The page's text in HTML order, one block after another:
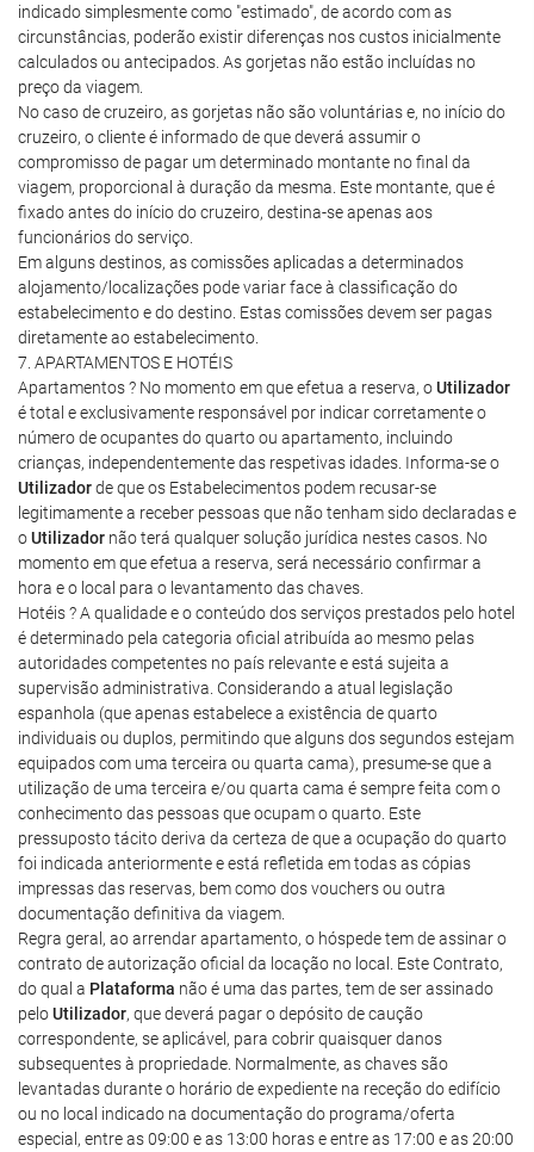
indicado simplesmente como "estimado", de acordo com as
circunstâncias, poderão existir diferenças nos custos inicialmente
calculados ou antecipados. As gorjetas não estão incluídas no
preço da viagem.
No caso de cruzeiro, as gorjetas não são voluntárias e, no início do
cruzeiro, o cliente é informado de que deverá assumir o
compromisso de pagar um determinado montante no final da
viagem, proporcional à duração da mesma. Este montante, que é
fixado antes do início do cruzeiro, destina-se apenas aos
funcionários do serviço.
Em alguns destinos, as comissões aplicadas a determinados
alojamento/localizações pode variar face à classificação do
estabelecimento e do destino. Estas comissões devem ser pagas
diretamente ao estabelecimento.
7. APARTAMENTOS E HOTÉIS
Apartamentos ? No momento em que efetua a reserva, oUtilizador
é total e exclusivamente responsável por indicar corretamente o
número de ocupantes do quarto ou apartamento, incluindo
crianças, independentemente das respetivas idades. Informa-se o
Utilizadorde que os Estabelecimentos podem recusar-se
legitimamente a receber pessoas que não tenham sido declaradas e
oUtilizador não terá qualquer solução jurídica nestes casos. No
momento em que efetua a reserva, será necessário confirmar a
hora e o local para o levantamento das chaves.
Hotéis ? A qualidade e o conteúdo dos serviços prestados pelo hotel
é determinado pela categoria oficial atribuída ao mesmo pelas
autoridades competentes no país relevante e está sujeita a
supervisão administrativa. Considerando a atual legislação
espanhola (que apenas estabelece a existência de quarto
individuais ou duplos, permitindo que alguns dos segundos estejam
equipados com uma terceira ou quarta cama), presume-se que a
utilização de uma terceira e/ou quarta cama é sempre feita com o
conhecimento das pessoas que ocupam o quarto. Este
pressuposto tácito deriva da certeza de que a ocupação do quarto
foi indicada anteriormente e está refletida em todas as cópias
impressas das reservas, bem como dos vouchers ou outra
documentação definitiva da viagem.
Regra geral, ao arrendar apartamento, o hóspede tem de assinar o
contrato de autorização oficial da locação no local. Este Contrato,
do qual a Plataforma não é uma das partes, tem de ser assinado
peloUtilizador, que deverá pagar o depósito de caução
correspondente, se aplicável, para cobrir quaisquer danos
subsequentes à propriedade. Normalmente, as chaves são
levantadas durante o horário de expediente na receção do edifício
ou no local indicado na documentação do programa/oferta
especial, entre as 09:00 e as 13:00 horas e entre as 17:00 e as 20:00